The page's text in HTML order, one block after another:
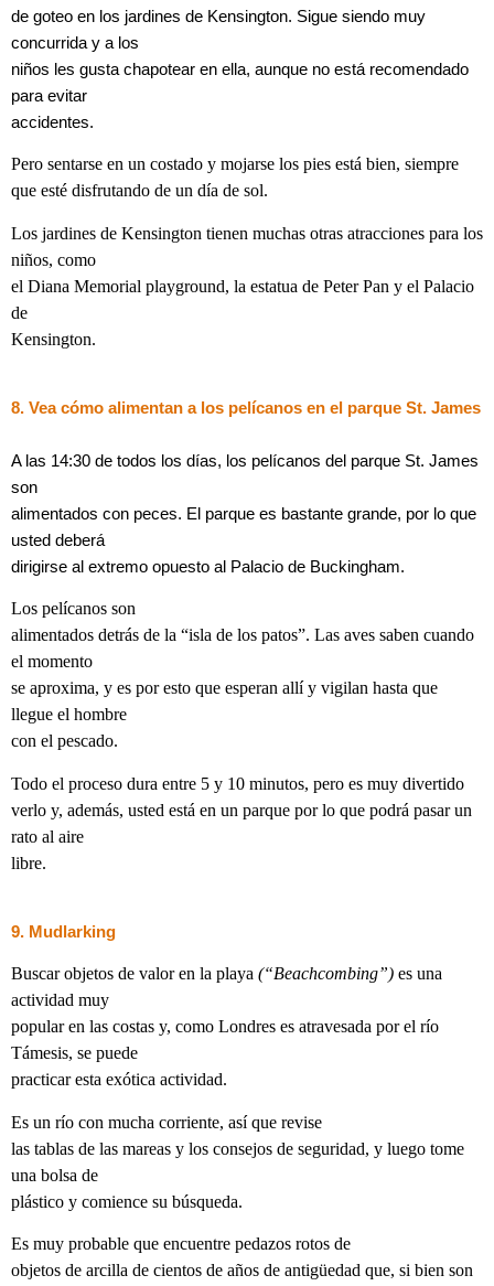
de goteo en los jardines de Kensington. Sigue siendo muy
concurrida y a los
niños les gusta chapotear en ella, aunque no está recomendado
para evitar
accidentes.
Pero sentarse en un costado y mojarse los pies está bien, siempre
que esté disfrutando de un día de sol.
Los jardines de Kensington tienen muchas otras atracciones para los
niños, como
el Diana Memorial playground, la estatua de Peter Pan y el Palacio
de
Kensington.
8. Vea cómo alimentan a los pelícanos en el parque St. James
A las 14:30 de todos los días, los pelícanos del parque St. James
son
alimentados con peces. El parque es bastante grande, por lo que
usted deberá
dirigirse al extremo opuesto al Palacio de Buckingham.
Los pelícanos son
alimentados detrás de la “isla de los patos”. Las aves saben cuando
el momento
se aproxima, y es por esto que esperan allí y vigilan hasta que
llegue el hombre
con el pescado.
Todo el proceso dura entre 5 y 10 minutos, pero es muy divertido
verlo y, además, usted está en un parque por lo que podrá pasar un
rato al aire
libre.
9. Mudlarking
Buscar objetos de valor en la playa (“Beachcombing”) es una
actividad muy
popular en las costas y, como Londres es atravesada por el río
Támesis, se puede
practicar esta exótica actividad.
Es un río con mucha corriente, así que revise
las tablas de las mareas y los consejos de seguridad, y luego tome
una bolsa de
plástico y comience su búsqueda.
Es muy probable que encuentre pedazos rotos de
objetos de arcilla de cientos de años de antigüedad que, si bien son